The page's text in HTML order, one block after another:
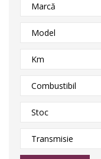
Marcă
Model
Km
Combustibil
Stoc
Transmisie